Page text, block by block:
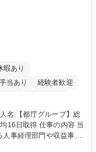
暇あり
当あり
経験者歓迎
り
事の内容 当
事経理部門や収益事業
任せいたします。研修